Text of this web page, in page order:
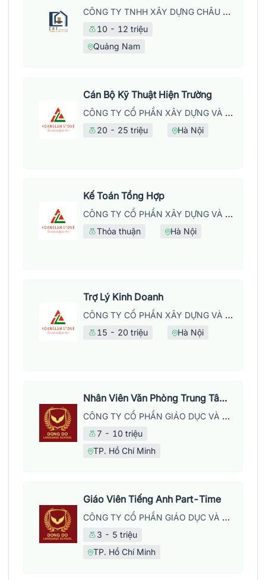
CÔNG TY TNHH XÂY DỰNG CHÂU HUY THỊNH
10 - 12 triệu
Quảng Nam
Cán Bộ Kỹ Thuật Hiện Trường
CÔNG TY CỔ PHẦN XÂY DỰNG VÀ PHÁT TRIỂN THƯƠNG MẠI HOÀNG LẦM
20 - 25 triệu Hà Nội
Kế Toán Tổng Hợp
CÔNG TY CỔ PHẦN XÂY DỰNG VÀ PHÁT TRIỂN THƯƠNG MẠI HOÀNG LẦM
Thỏa thuận Hà Nội
Trợ Lý Kinh Doanh
CÔNG TY CỔ PHẦN XÂY DỰNG VÀ PHÁT TRIỂN THƯƠNG MẠI HOÀNG LẦM
15 - 20 triệu Hà Nội
Nhân Viên Văn Phòng Trung Tâm Anh Ngữ
CÔNG TY CỔ PHẦN GIÁO DỤC VÀ NĂNG LƯỢNG ĐÔNG ĐÔ
7 - 10 triệu
TP. Hồ Chí Minh
Giáo Viên Tiếng Anh Part-Time
CÔNG TY CỔ PHẦN GIÁO DỤC VÀ NĂNG LƯỢNG ĐÔNG ĐÔ
3 - 5 triệu
TP. Hồ Chí Minh